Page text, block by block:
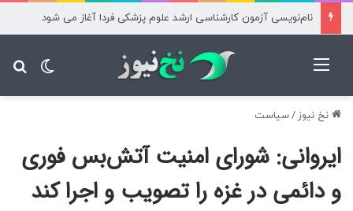
نام‌نویسی آزمون کارشناسی ارشد علوم پزشکی فردا آغاز می شود
نخ نیوز /سیاست
ایروانی: شورای امنیت آتش‌بس فوری
و دائمی در غزه را تصویب و اجرا کند